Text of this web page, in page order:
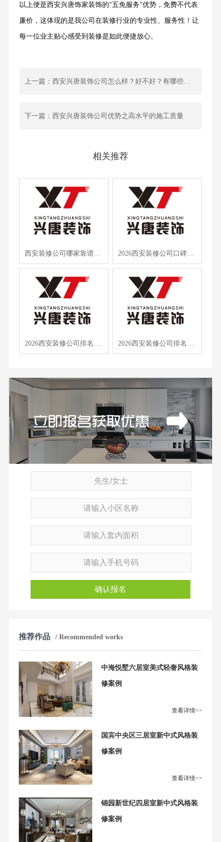
以上便是西安兴唐饰家装饰的“五免服务”优势，免费不代表
廉价，这体现的是我公司在装修行业的专业性、服务性！让
每一位业主贴心感受到装修是如此便捷放心。
上一篇：西安兴唐装饰公司怎么样？好不好？有哪些优势？
下一篇：西安兴唐装饰公司优势之高水平的施工质量
相关推荐
西安装修公司哪家靠谱？2026 年 5 月西安本地口碑装修公司优选 2026西安装修公司口碑榜出炉，西安兴唐装饰凭这5点稳居前五
确认报名
推荐作品 / Recommended works
中海悦墅六居室美式轻奢风格装
修案例
查看详情>>
国宾中央区三居室新中式风格装
修案例
查看详情>>
锦园新世纪四居室新中式风格装
修案例